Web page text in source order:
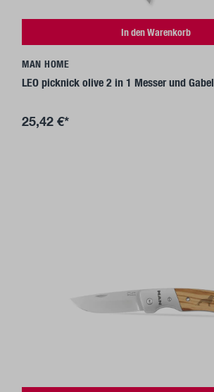
In den Warenkorb
MAN HOME
LEO picknick olive 2 in 1 Messer und Gabel
25,42 €*